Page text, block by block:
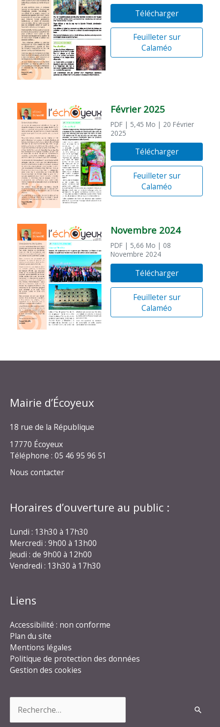
Télécharger
Feuilleter sur
Calaméo
Février 2025
PDF | 5,45 Mo | 20 Février
2025
Télécharger
Feuilleter sur
Calaméo
Novembre 2024
PDF | 5,66 Mo | 08
Novembre 2024
Télécharger
Feuilleter sur
Calaméo
Mairie d’Écoyeux
18 rue de la République
17770 Écoyeux
Téléphone : 05 46 95 96 51
Nous contacter
Horaires d’ouverture au public :
Lundi : 13h30 à 17h30
Mercredi : 9h00 à 13h00
Jeudi : de 9h00 à 12h00
Vendredi : 13h30 à 17h30
Liens
Accessibilité : non conforme
Plan du site
Mentions légales
Politique de protection des données
Gestion des cookies